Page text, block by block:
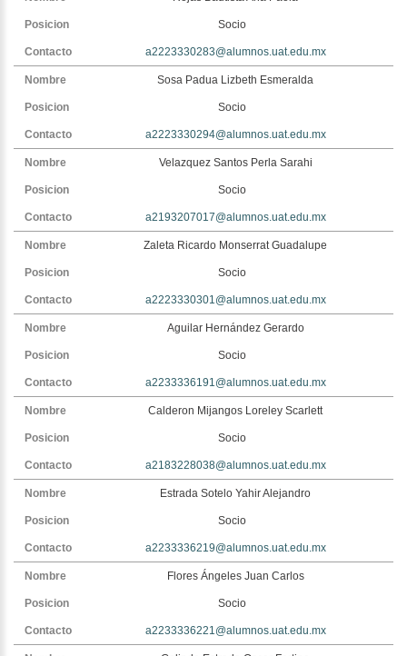
Socio
a2223330283@alumnos.uat.edu.mx
Sosa Padua Lizbeth Esmeralda
Socio
a2223330294@alumnos.uat.edu.mx
Velazquez Santos Perla Sarahi
Socio
a2193207017@alumnos.uat.edu.mx
Zaleta Ricardo Monserrat Guadalupe
Socio
a2223330301@alumnos.uat.edu.mx
Aguilar Hernández Gerardo
Socio
a2233336191@alumnos.uat.edu.mx
Calderon Mijangos Loreley Scarlett
Socio
a2183228038@alumnos.uat.edu.mx
Estrada Sotelo Yahir Alejandro
Socio
a2233336219@alumnos.uat.edu.mx
Flores Ángeles Juan Carlos
Socio
a2233336221@alumnos.uat.edu.mx